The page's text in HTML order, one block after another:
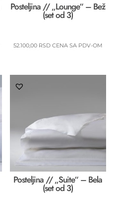
Posteljina // „Lounge“ – Bež
(set od 3)
52.100,00 RSD CENA SA PDV-OM
Posteljina // „Suite“ – Bela
(set od 3)